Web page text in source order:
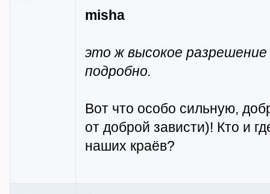
misha
это ж высокое
подробно.
Вот что особо сильную,
от доброй зависти)! Кто и
наших краёв?